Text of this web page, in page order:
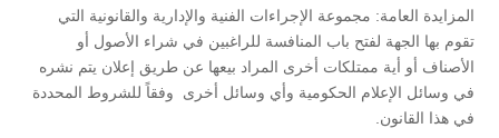
المزايدة العامة: مجموعة الإجراءات الفنية والإدارية والقانونية التي
تقوم بها الجهة لفتح باب المنافسة للراغبين في شراء الأصول أو
الأصناف أو أية ممتلكات أخرى المراد بيعها عن طريق إعلان يتم نشره
في وسائل الإعلام الحكومية وأي وسائل أخرى وفقاً للشروط المحددة
في هذا القانون.